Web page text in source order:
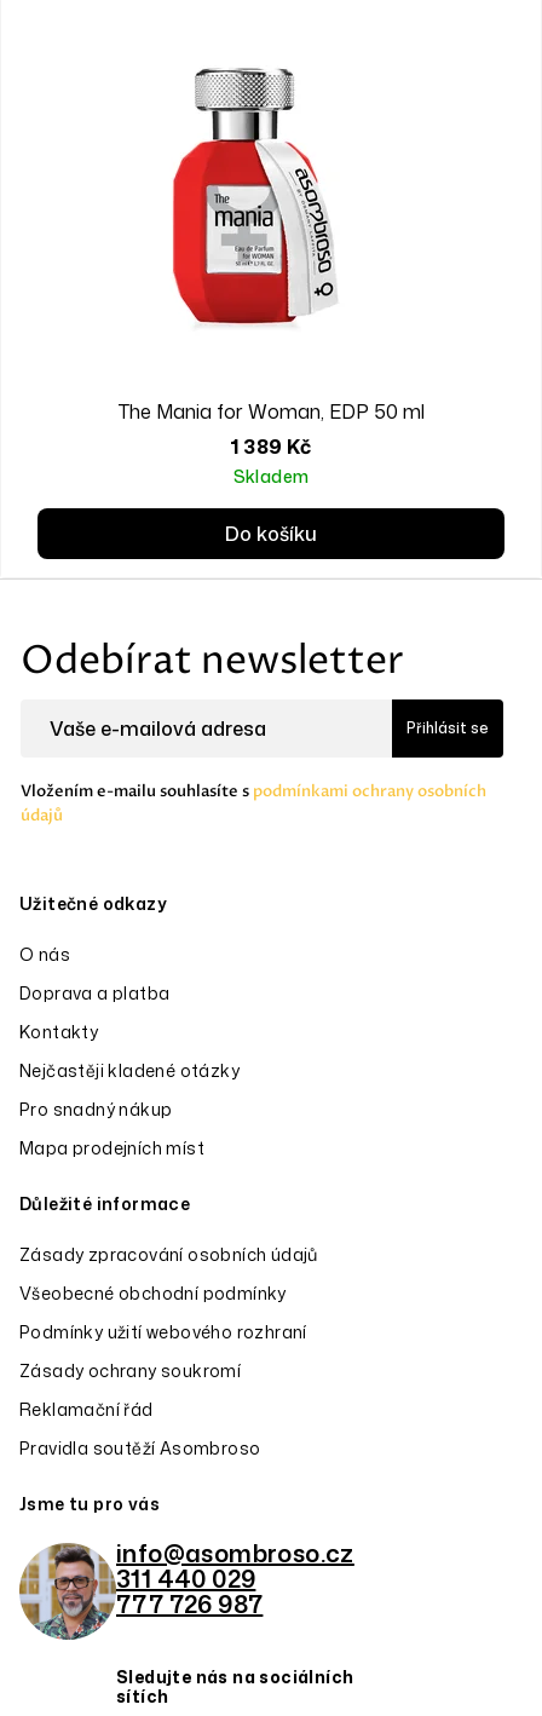
The Mania for Woman, EDP 50 ml
1 389 Kč
Skladem
Do košíku
Odebírat newsletter
Přihlásit se
Vložením e-mailu souhlasíte s podmínkami ochrany osobních
údajů
Užitečné odkazy
O nás
Doprava a platba
Kontakty
Nejčastěji kladené otázky
Pro snadný nákup
Mapa prodejních míst
Důležité informace
Zásady zpracování osobních údajů
Všeobecné obchodní podmínky
Podmínky užití webového rozhraní
Zásady ochrany soukromí
Reklamační řád
Pravidla soutěží Asombroso
Jsme tu pro vás
info@asombroso.cz
311 440 029
777 726 987
Sledujte nás na sociálních
sítích